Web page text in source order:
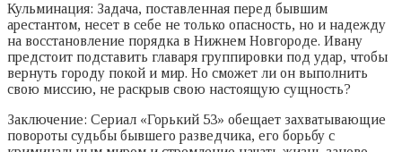
Кульминация: Задача, поставленная перед бывшим
арестантом, несет в себе не только опасность, но и надежду
на восстановление порядка в Нижнем Новгороде. Ивану
предстоит подставить главаря группировки под удар, чтобы
вернуть городу покой и мир. Но сможет ли он выполнить
свою миссию, не раскрыв свою настоящую сущность?
Заключение: Сериал «Горький 53» обещает захватывающие
повороты судьбы бывшего разведчика, его борьбу с